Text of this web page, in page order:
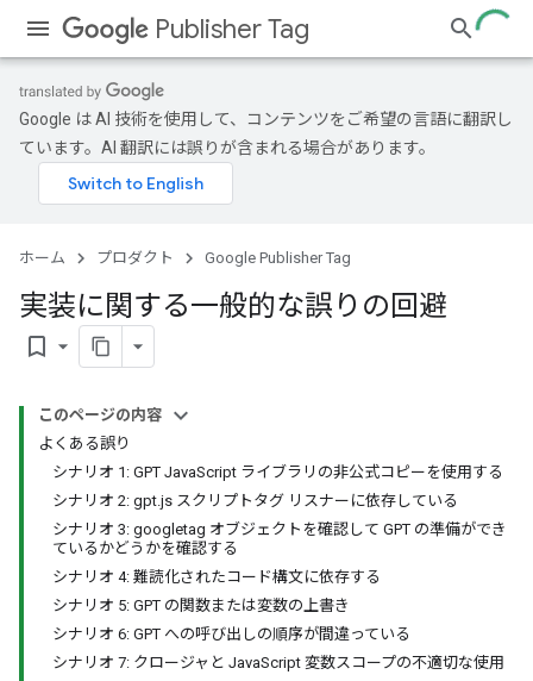
Publisher Tag
Google は AI 技術を使用して、コンテンツをご希望の言語に翻訳し
ています。AI 翻訳には誤りが含まれる場合があります。
ホーム プロダクト Google Publisher Tag
実装に関する一般的な誤りの回避
bookmark_border
このページの内容
よくある誤り
シナリオ 1: GPT JavaScript ライブラリの非公式コピーを使用する
シナリオ 2: gpt.js スクリプトタグ リスナーに依存している
シナリオ 3: googletag オブジェクトを確認して GPT の準備ができ
ているかどうかを確認する
シナリオ 4: 難読化されたコード構文に依存する
シナリオ 5: GPT の関数または変数の上書き
シナリオ 6: GPT への呼び出しの順序が間違っている
シナリオ 7: クロージャと JavaScript 変数スコープの不適切な使用